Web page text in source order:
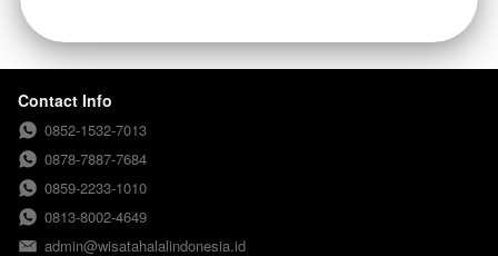
Contact Info
0852-1532-7013
0878-7887-7684
0859-2233-1010
0813-8002-4649
admin@wisatahalalindonesia.id